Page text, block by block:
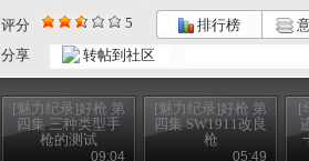
评分 5 排行榜
分享
转帖到社区
[魅力纪录]好枪 第
四集 三种类型手
枪的测试
09:04
[魅力纪录]好枪 第
四集 SW1911改良
枪
05:49
[